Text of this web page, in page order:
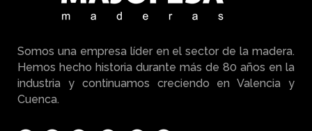
Somos una empresa líder en el sector de la madera.
Hemos hecho historia durante más de 80 años en la
industria y continuamos creciendo en Valencia y
Cuenca.